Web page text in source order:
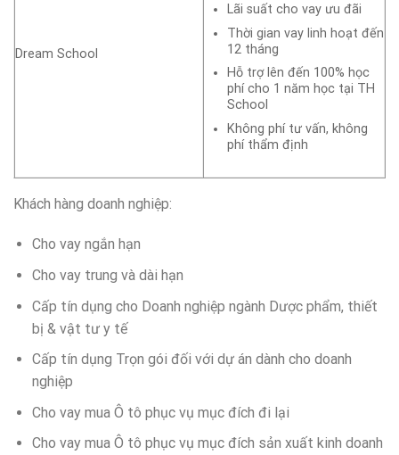
Dream School
Lãi suất cho vay ưu đãi
Thời gian vay linh hoạt đến
12 tháng
Hỗ trợ lên đến 100% học
phí cho 1 năm học tại TH
School
Không phí tư vấn, không
phí thẩm định
Khách hàng doanh nghiệp:
Cho vay ngắn hạn
Cho vay trung và dài hạn
Cấp tín dụng cho Doanh nghiệp ngành Dược phẩm, thiết
bị & vật tư y tế
Cấp tín dụng Trọn gói đối với dự án dành cho doanh
nghiệp
Cho vay mua Ô tô phục vụ mục đích đi lại
Cho vay mua Ô tô phục vụ mục đích sản xuất kinh doanh